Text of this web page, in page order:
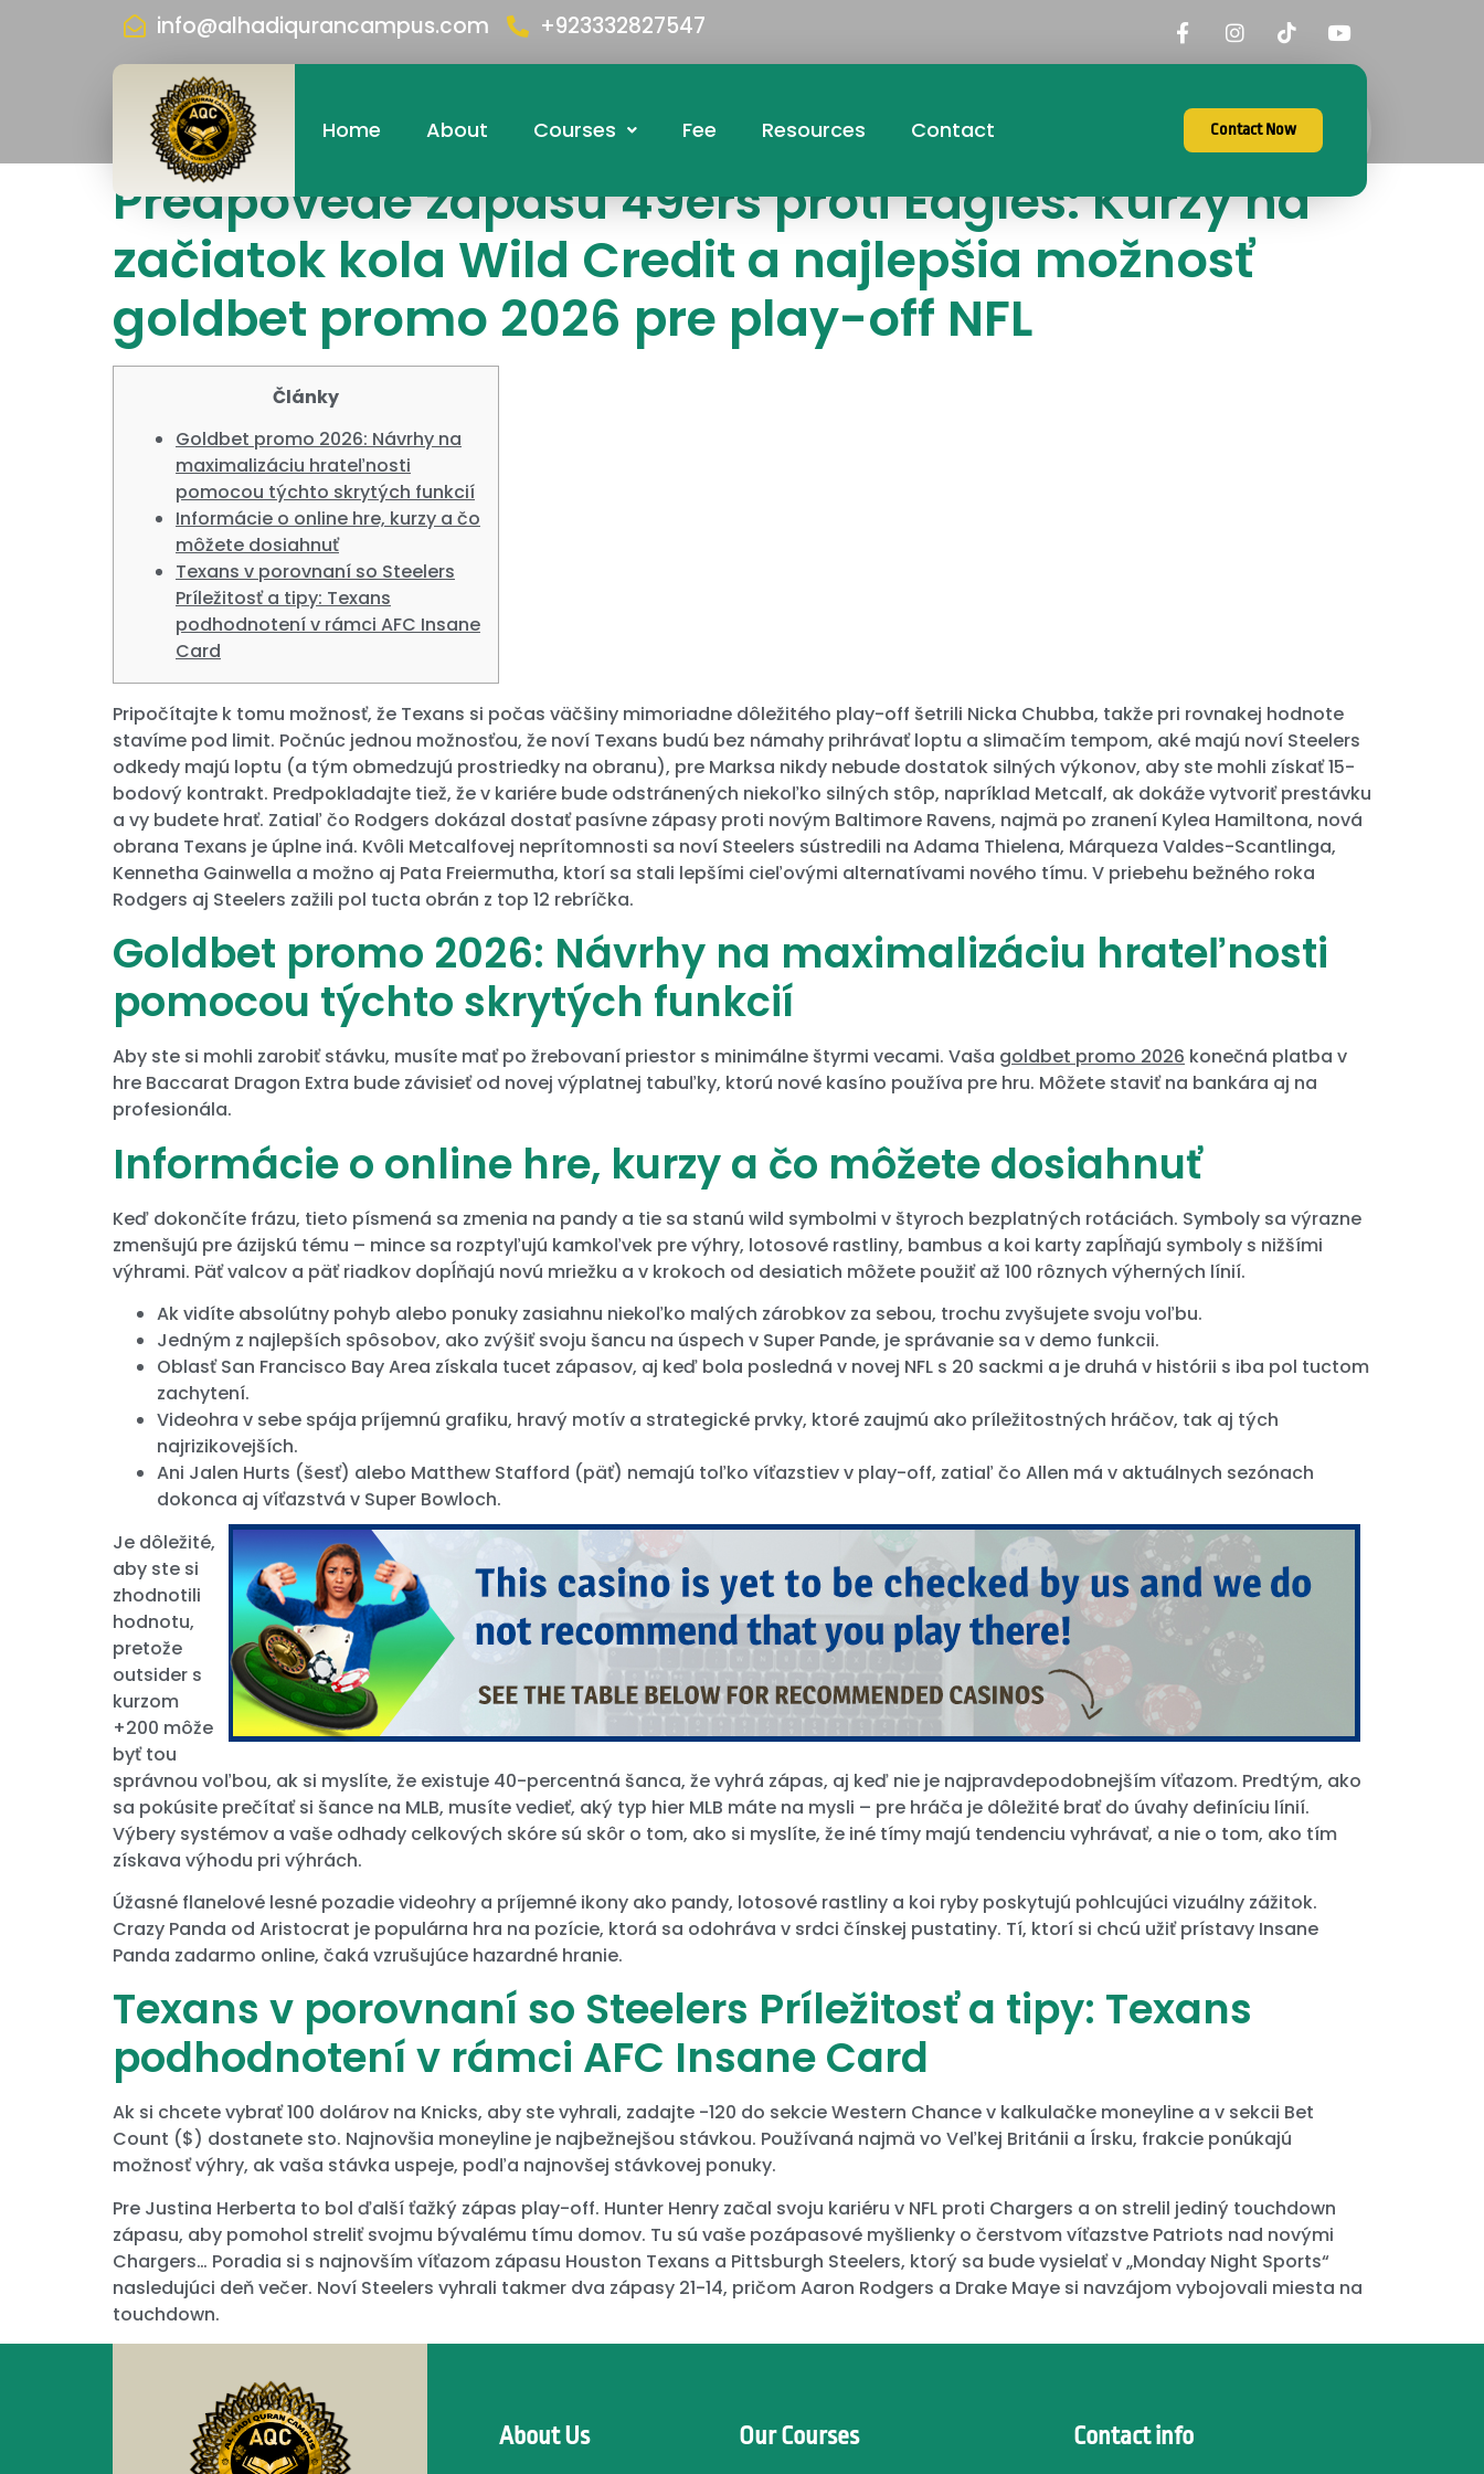
info@alhadiqurancampus.com +923332827547
Home About Courses Fee Resources Contact Contact Now
Predpovede zápasu 49ers proti Eagles: Kurzy na
začiatok kola Wild Credit a najlepšia možnosť
goldbet promo 2026 pre play-off NFL
Články
Goldbet promo 2026: Návrhy na
maximalizáciu hrateľnosti
pomocou týchto skrytých funkcií
Informácie o online hre, kurzy a čo
môžete dosiahnuť
Texans v porovnaní so Steelers
Príležitosť a tipy: Texans
podhodnotení v rámci AFC Insane
Card
Pripočítajte k tomu možnosť, že Texans si počas väčšiny mimoriadne dôležitého play-off šetrili Nicka Chubba, takže pri rovnakej hodnote
stavíme pod limit. Počnúc jednou možnosťou, že noví Texans budú bez námahy prihrávať loptu a slimačím tempom, aké majú noví Steelers
odkedy majú loptu (a tým obmedzujú prostriedky na obranu), pre Marksa nikdy nebude dostatok silných výkonov, aby ste mohli získať 15-
bodový kontrakt. Predpokladajte tiež, že v kariére bude odstránených niekoľko silných stôp, napríklad Metcalf, ak dokáže vytvoriť prestávku
a vy budete hrať. Zatiaľ čo Rodgers dokázal dostať pasívne zápasy proti novým Baltimore Ravens, najmä po zranení Kylea Hamiltona, nová
obrana Texans je úplne iná. Kvôli Metcalfovej neprítomnosti sa noví Steelers sústredili na Adama Thielena, Márqueza Valdes-Scantlinga,
Kennetha Gainwella a možno aj Pata Freiermutha, ktorí sa stali lepšími cieľovými alternatívami nového tímu. V priebehu bežného roka
Rodgers aj Steelers zažili pol tucta obrán z top 12 rebríčka.
Goldbet promo 2026: Návrhy na maximalizáciu hrateľnosti
pomocou týchto skrytých funkcií
Aby ste si mohli zarobiť stávku, musíte mať po žrebovaní priestor s minimálne štyrmi vecami. Vaša goldbet promo 2026 konečná platba v
hre Baccarat Dragon Extra bude závisieť od novej výplatnej tabuľky, ktorú nové kasíno používa pre hru. Môžete staviť na bankára aj na
profesionála.
Informácie o online hre, kurzy a čo môžete dosiahnuť
Keď dokončíte frázu, tieto písmená sa zmenia na pandy a tie sa stanú wild symbolmi v štyroch bezplatných rotáciách. Symboly sa výrazne
zmenšujú pre ázijskú tému – mince sa rozptyľujú kamkoľvek pre výhry, lotosové rastliny, bambus a koi karty zapĺňajú symboly s nižšími
výhrami. Päť valcov a päť riadkov dopĺňajú novú mriežku a v krokoch od desiatich môžete použiť až 100 rôznych výherných línií.
Ak vidíte absolútny pohyb alebo ponuky zasiahnu niekoľko malých zárobkov za sebou, trochu zvyšujete svoju voľbu.
Jedným z najlepších spôsobov, ako zvýšiť svoju šancu na úspech v Super Pande, je správanie sa v demo funkcii.
Oblasť San Francisco Bay Area získala tucet zápasov, aj keď bola posledná v novej NFL s 20 sackmi a je druhá v histórii s iba pol tuctom
zachytení.
Videohra v sebe spája príjemnú grafiku, hravý motív a strategické prvky, ktoré zaujmú ako príležitostných hráčov, tak aj tých
najrizikovejších.
Ani Jalen Hurts (šesť) alebo Matthew Stafford (päť) nemajú toľko víťazstiev v play-off, zatiaľ čo Allen má v aktuálnych sezónach
dokonca aj víťazstvá v Super Bowloch.
Je dôležité,
aby ste si
zhodnotili
hodnotu,
pretože
outsider s
kurzom
+200 môže
byť tou
správnou voľbou, ak si myslíte, že existuje 40-percentná šanca, že vyhrá zápas, aj keď nie je najpravdepodobnejším víťazom. Predtým, ako
sa pokúsite prečítať si šance na MLB, musíte vedieť, aký typ hier MLB máte na mysli – pre hráča je dôležité brať do úvahy definíciu línií.
Výbery systémov a vaše odhady celkových skóre sú skôr o tom, ako si myslíte, že iné tímy majú tendenciu vyhrávať, a nie o tom, ako tím
získava výhodu pri výhrách.
Úžasné flanelové lesné pozadie videohry a príjemné ikony ako pandy, lotosové rastliny a koi ryby poskytujú pohlcujúci vizuálny zážitok.
Crazy Panda od Aristocrat je populárna hra na pozície, ktorá sa odohráva v srdci čínskej pustatiny. Tí, ktorí si chcú užiť prístavy Insane
Panda zadarmo online, čaká vzrušujúce hazardné hranie.
Texans v porovnaní so Steelers Príležitosť a tipy: Texans
podhodnotení v rámci AFC Insane Card
Ak si chcete vybrať 100 dolárov na Knicks, aby ste vyhrali, zadajte -120 do sekcie Western Chance v kalkulačke moneyline a v sekcii Bet
Count ($) dostanete sto. Najnovšia moneyline je najbežnejšou stávkou. Používaná najmä vo Veľkej Británii a Írsku, frakcie ponúkajú
možnosť výhry, ak vaša stávka uspeje, podľa najnovšej stávkovej ponuky.
Pre Justina Herberta to bol ďalší ťažký zápas play-off. Hunter Henry začal svoju kariéru v NFL proti Chargers a on strelil jediný touchdown
zápasu, aby pomohol streliť svojmu bývalému tímu domov. Tu sú vaše pozápasové myšlienky o čerstvom víťazstve Patriots nad novými
Chargers… Poradia si s najnovším víťazom zápasu Houston Texans a Pittsburgh Steelers, ktorý sa bude vysielať v „Monday Night Sports“
nasledujúci deň večer. Noví Steelers vyhrali takmer dva zápasy 21-14, pričom Aaron Rodgers a Drake Maye si navzájom vybojovali miesta na
touchdown.
About Us Our Courses Contact info